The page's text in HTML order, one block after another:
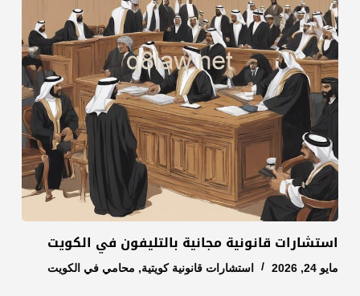
استشارات قانونية مجانية بالتليفون في الكويت
مايو 24, 2026 استشارات قانونية كويتية, محامي في الكويت